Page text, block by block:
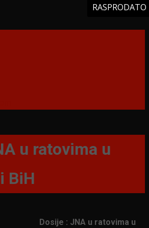
u ratovima u
BiH
RASPRODATO
Dosije : JNA u ratovima u